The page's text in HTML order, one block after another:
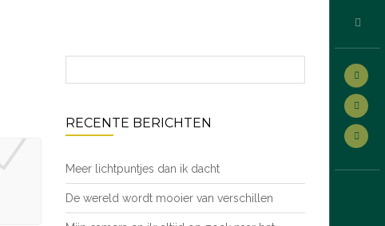
RECENTE BERICHTEN
Meer lichtpuntjes dan ik dacht
De wereld wordt mooier van verschillen